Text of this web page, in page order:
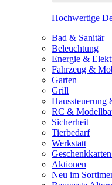
Hochwertige
Bad & Sanitär
Beleuchtung
Energie &
Fahrzeug &
Garten
Grill
Haussteuerung
RC &
Sicherheit
Tierbedarf
Werkstatt
Aktionen
Neu im